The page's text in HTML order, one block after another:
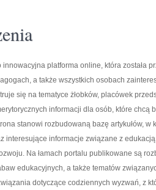
innowacyjna platforma online, która została
a także wszystkich osobach
się na tematyce żłobków, placówek
informacji dla osób, które chcą
stanowi rozbudowaną bazę artykułów, w
interesujące informacje związane z
Na łamach portalu publikowane są
edukacyjnych, a także tematów
dotyczące codziennych wyzwań, z